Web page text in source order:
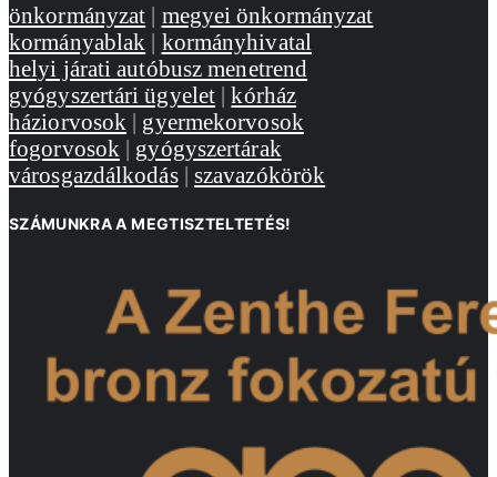
önkormányzat | megyei önkormányzat
kormányablak | kormányhivatal
helyi járati autóbusz menetrend
gyógyszertári ügyelet |kórház
háziorvosok | gyermekorvosok
fogorvosok | gyógyszertárak
városgazdálkodás| szavazókörök
SZÁMUNKRA A MEGTISZTELTETÉS!